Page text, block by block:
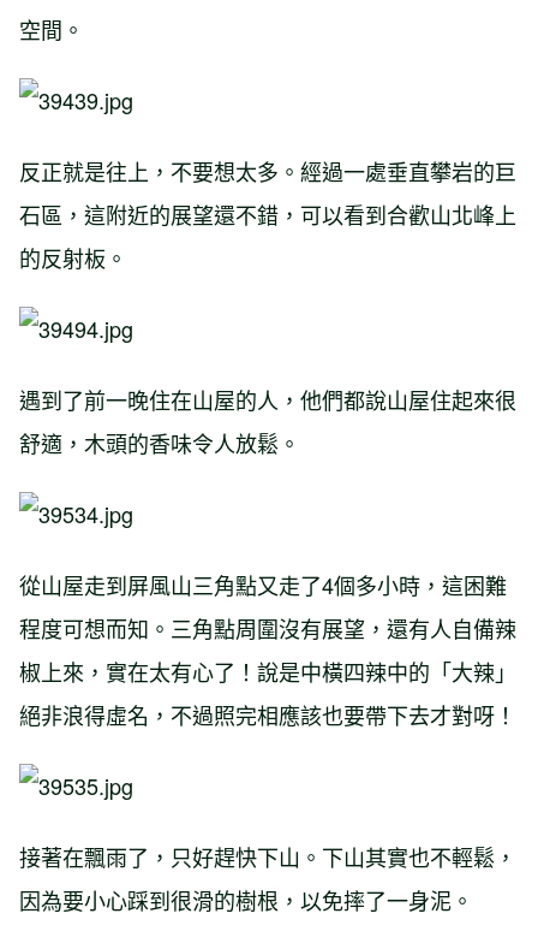
空間。
反正就是往上，不要想太多。經過一處垂直攀岩的巨
石區，這附近的展望還不錯，可以看到合歡山北峰上
的反射板。
遇到了前一晚住在山屋的人，他們都說山屋住起來很
舒適，木頭的香味令人放鬆。
從山屋走到屏風山三角點又走了4個多小時，這困難
程度可想而知。三角點周圍沒有展望，還有人自備辣
椒上來，實在太有心了！說是中橫四辣中的「大辣」
絕非浪得虛名，不過照完相應該也要帶下去才對呀！
接著在飄雨了，只好趕快下山。下山其實也不輕鬆，
因為要小心踩到很滑的樹根，以免摔了一身泥。